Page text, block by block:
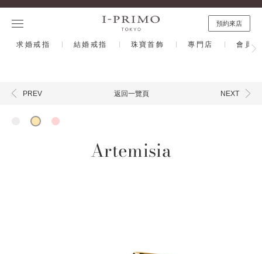
預約來店
求婚戒指 結婚戒指 珠寶首飾 專門店 會員
PREV 返回一覽頁 NEXT
Artemisia